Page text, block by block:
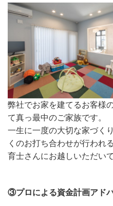
弊社でお家を建てるお客様
て真っ最中のご家族です。
一生に一度の大切な家づく
くのお打ち合わせが行われ
育士さんにお越しいただい
③プロによる資金計画アド